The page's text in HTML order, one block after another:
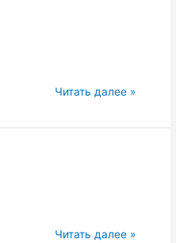
4.
Мантра
и
3.
Читать далее »
Мантра
Читать далее »